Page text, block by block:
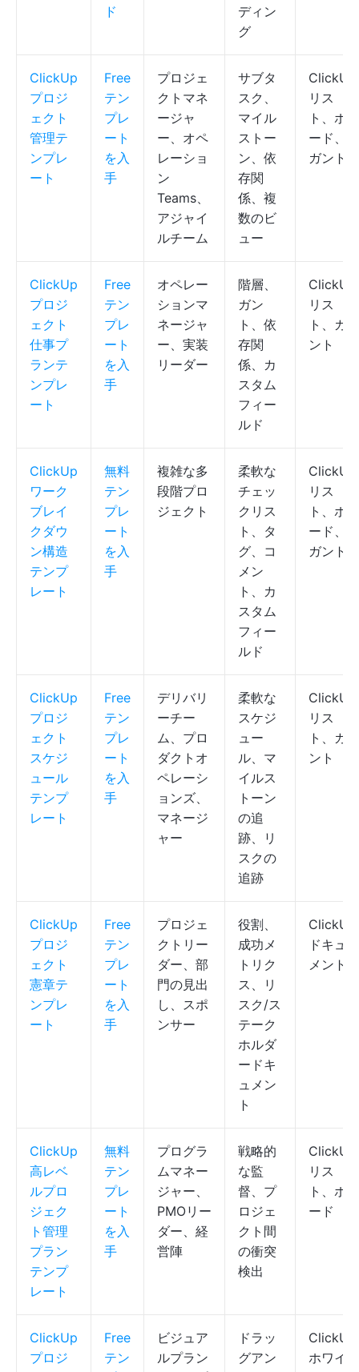
ド
ディン
グ
ClickUp
プロジ
ェクト
管理テ
ンプレ
ート
Free
テン
プレ
ート
を入
手
プロジェ
クトマネ
ージャ
ー、オペ
レーショ
ン
Teams、
アジャイ
ルチーム
サブタ
スク、
マイル
ストー
ン、依
存関
係、複
数のビ
ュー
ClickUp
リス
ト、ボ
ード、
ガント
ClickUp
プロジ
ェクト
仕事プ
ランテ
ンプレ
ート
Free
テン
プレ
ート
を入
手
オペレー
ションマ
ネージャ
ー、実装
リーダー
階層、
ガン
ト、依
存関
係、カ
スタム
フィー
ルド
ClickUp
リス
ト、ガ
ント
ClickUp
ワーク
ブレイ
クダウ
ン構造
テンプ
レート
無料
テン
プレ
ート
を入
手
複雑な多
段階プロ
ジェクト
柔軟な
チェッ
クリス
ト、タ
グ、コ
メン
ト、カ
スタム
フィー
ルド
ClickUp
リス
ト、ボ
ード、
ガント
ClickUp
プロジ
ェクト
スケジ
ュール
テンプ
レート
Free
テン
プレ
ート
を入
手
デリバリ
ーチー
ム、プロ
ダクトオ
ペレーシ
ョンズ、
マネージ
ャー
柔軟な
スケジ
ュー
ル、マ
イルス
トーン
の追
跡、リ
スクの
追跡
ClickUp
リス
ト、ガ
ント
ClickUp
プロジ
ェクト
憲章テ
ンプレ
ート
Free
テン
プレ
ート
を入
手
プロジェ
クトリー
ダー、部
門の見出
し、スポ
ンサー
役割、
成功メ
トリク
ス、リ
スク/ス
テーク
ホルダ
ードキ
ュメン
ト
ClickUp
ドキュ
メント
ClickUp
高レベ
ルプロ
ジェク
ト管理
プラン
テンプ
レート
無料
テン
プレ
ート
を入
手
プログラ
ムマネー
ジャー、
PMOリー
ダー、経
営陣
戦略的
な監
督、プ
ロジェ
クト間
の衝突
検出
ClickUp
リス
ト、ボ
ード
ClickUp
プロジ
Free
テン
ビジュア
ルプラン
ドラッ
グアン
ClickUp
ホワイ